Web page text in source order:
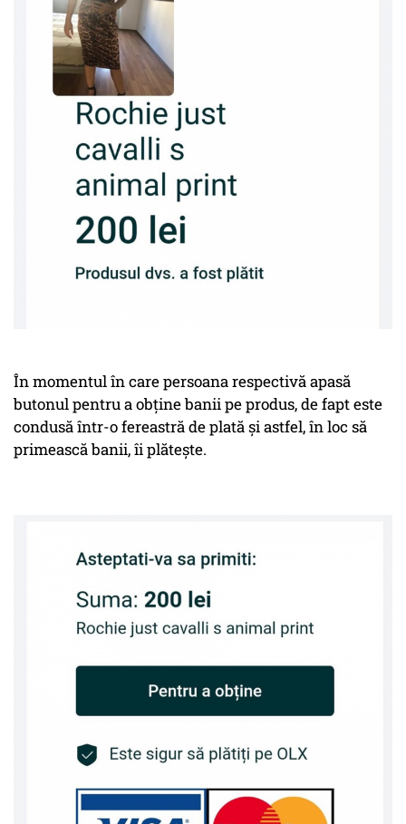
În momentul în care persoana respectivă apasă
butonul pentru a obține banii pe produs, de fapt este
condusă într-o fereastră de plată și astfel, în loc să
primească banii, îi plătește.